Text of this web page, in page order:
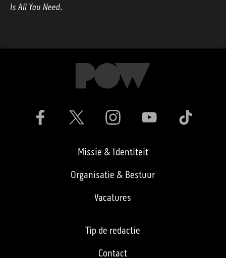
Is All You Need.
Missie & Identiteit
Organisatie & Bestuur
Vacatures
Tip de redactie
Contact